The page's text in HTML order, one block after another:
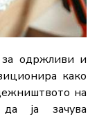
за одржливи и
како
на
да ја зачува